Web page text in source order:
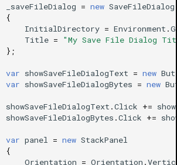
_saveFileDialog = new SaveFileDialog
{
InitialDirectory = Environment .
Title =
"My Save File Dialog
};
var showSaveFileDialogText = new
var showSaveFileDialogBytes = new
showSaveFileDialogText .Click +=
showSaveFileDialogBytes .Click +=
var panel = new StackPanel
{
Orientation = Orientation .